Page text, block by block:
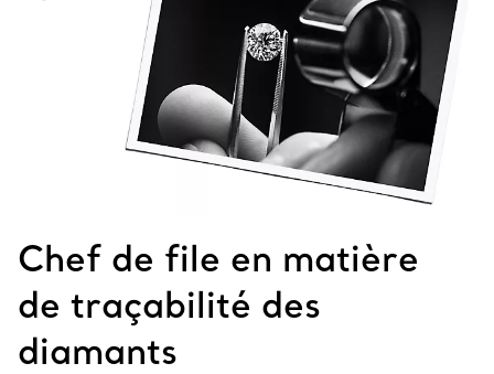
Chef de file en matière
de traçabilité des
diamants